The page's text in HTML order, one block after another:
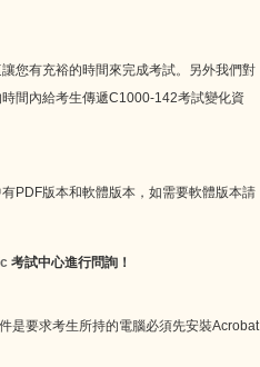
您有充裕的時間來完成考試。另外我們對
間內給考生傳遞C1000-142考試變化資
PDF版本和軟體版本，如需要軟體版本請
考試中心進行問詢！
是要求考生所持的電腦必須先安裝Acrobat